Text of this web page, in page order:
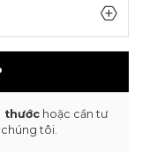
thước hoặc cần tư
tôi.